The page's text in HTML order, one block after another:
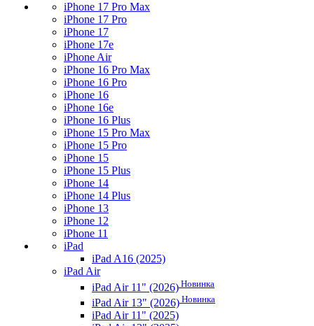
iPhone 17 Pro Max
iPhone 17 Pro
iPhone 17
iPhone 17e
iPhone Air
iPhone 16 Pro Max
iPhone 16 Pro
iPhone 16
iPhone 16e
iPhone 16 Plus
iPhone 15 Pro Max
iPhone 15 Pro
iPhone 15
iPhone 15 Plus
iPhone 14
iPhone 14 Plus
iPhone 13
iPhone 12
iPhone 11
iPad
iPad A16 (2025)
iPad Air
iPad Air 11" (2026) Новинка
iPad Air 13" (2026) Новинка
iPad Air 11" (2025)